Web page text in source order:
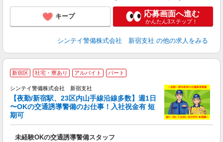
キープ 応募画面へ進む
かんたん3ステップ！
シンテイ警備株式会社 新宿支社 の他の求人をみる
新宿区 社宅・寮あり アルバイト パート
シンテイ警備株式会社 新宿支社
【夜勤/新宿駅、23区内山手線沿線多数】週1日
〜OKの交通誘導警備のお仕事！入社祝金有 短
期可
未経験OKの交通誘導警備スタッフ